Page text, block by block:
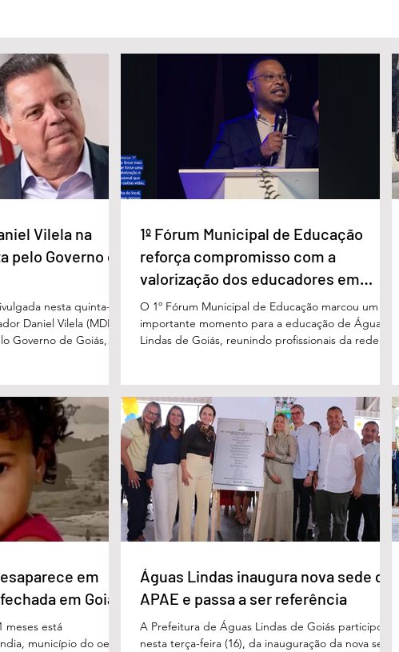
Marido é condenado a 30 anos
por matar esposa doente a
facada em GO
Vilela na
pelo Governo de
nesta quinta-
Daniel Vilela (MDB)
Governo de Goiás,
com 37% das intenções
Marconi
seguida estão Wilder
Bueno (PT), com
1º Fórum Municipal de Educação
reforça compromisso com a
valorização dos educadores em
Águas Lindas
O 1º Fórum Municipal de Educação marcou um
importante momento para a educação de Águas
Lindas de Goiás, reunindo profissionais da rede
um papel fundamental na formação das futuras
gerações. Durante o evento, o secretário municipal
de Educação, Denildson Oliveira, destacou que o
fórum nasceu do desejo de oferecer aos
educadores muito mais do que um
em
em Goiás
meses está
município do oeste
Águas Lindas inaugura nova sede da
APAE e passa a ser referência
A Prefeitura de Águas Lindas de Goiás participou,
nesta terça-feira (16), da inauguração da nova sede